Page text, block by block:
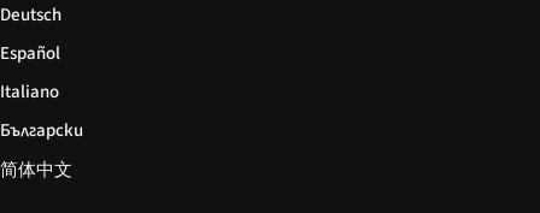
Deutsch
Español
Italiano
Български
简体中文